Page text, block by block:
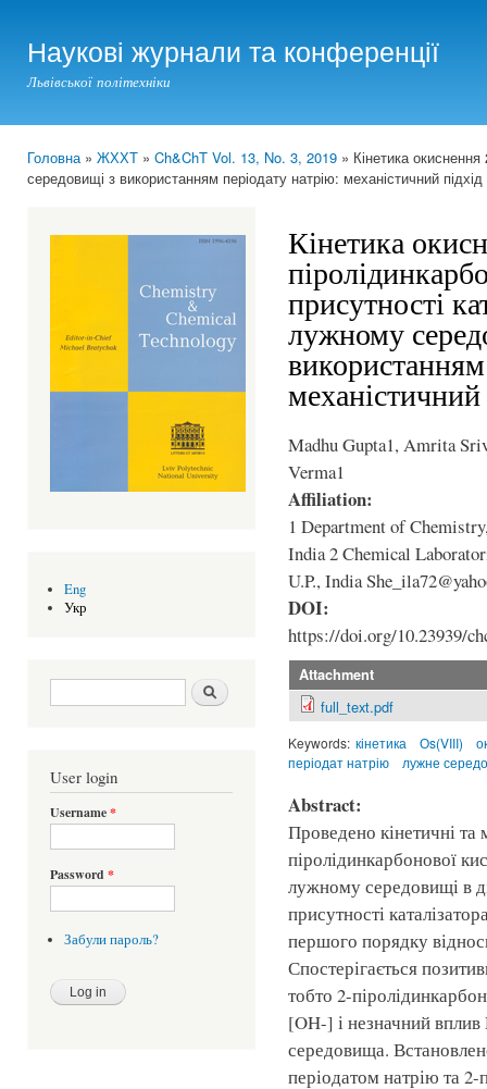
Наукові журнали та конференції
Львівської політехніки
You are here
Головна» ЖХХТ » Ch&ChT Vol. 13, No. 3, 2019 » Кінетика
середовищі з використанням періодату натрію: механістичний підхід
Eng
Укр
Search form Шукати
User login
Username*
Password *
Забули пароль?
Кінетика
присутності
лужному
механістичний
Madhu Gupta1, Amrita
Verma1
Affiliation:
1 Department of
India 2 Chemical
U.P., India
DOI:
https://doi.org/10.23939/
Attachment
full_text.pdf
Keywords: кінетика Оs(VIII)
періодат натрію
лужне
Abstract:
Проведено кінетичні
піролідинкарбонової
лужному середовищі в
присутності
першого порядку
Спостерігається
тобто 2-
[OH-] і незначний
середовища.
періодатом натрію та